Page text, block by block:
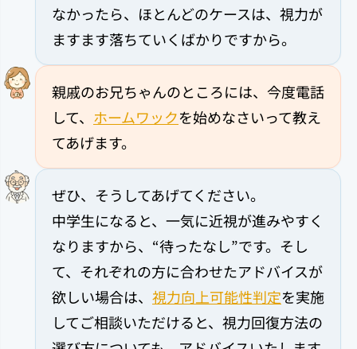
なかったら、ほとんどのケースは、視力が
ますます落ちていくばかりですから。
親戚のお兄ちゃんのところには、今度電話
して、 ホームワックを始めなさいって教え
てあげます。
ぜひ、そうしてあげてください。
中学生になると、一気に近視が進みやすく
なりますから、“待ったなし”です。そし
て、それぞれの方に合わせたアドバイスが
欲しい場合は、 視力向上可能性判定を実施
してご相談いただけると、視力回復方法の